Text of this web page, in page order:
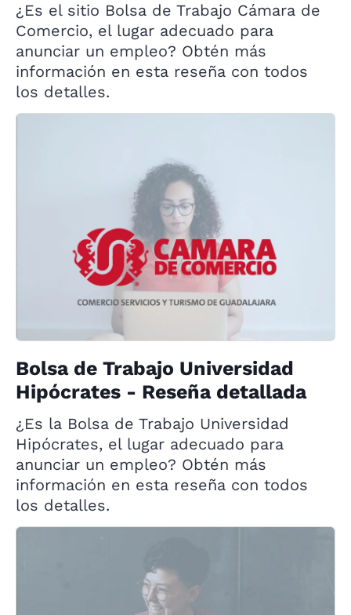
¿Es el sitio Bolsa de Trabajo Cámara de
Comercio, el lugar adecuado para
anunciar un empleo? Obtén más
información en esta reseña con todos
los detalles.
Bolsa de Trabajo Universidad
Hipócrates - Reseña detallada
¿Es la Bolsa de Trabajo Universidad
Hipócrates, el lugar adecuado para
anunciar un empleo? Obtén más
información en esta reseña con todos
los detalles.